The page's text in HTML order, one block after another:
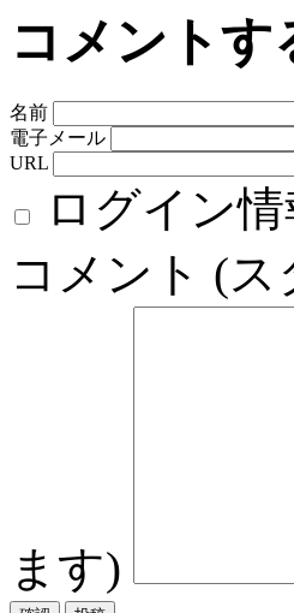
コメントす
名前
電子メール
URL
ログイン
コメント (
ます)